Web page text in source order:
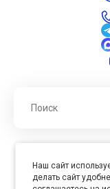
Юр. адрес :
Наш сайт
делать сайт